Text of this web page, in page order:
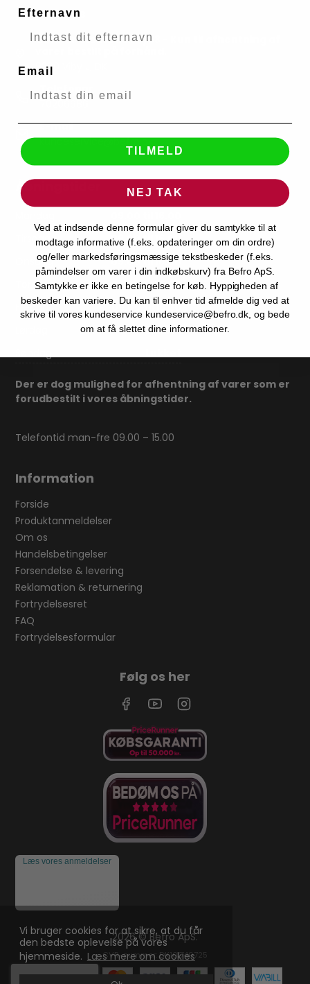
Vi bruger cookies for at sikre, at du får
den bedste oplevelse på vores
hjemmeside. Læs mere om cookies
Kontakt os
Gunnar Clausens Vej 58 - Kun til afhentning af
8260 Viby J, DK
Telefonnr.
E-mail
kundeservice@befro.dk
Åbningstider
Tirsdag
09.00 til 16.00
Onsdag
09.00 til 16.00
Torsdag
09.00 til 16.00
Fredag
09.00 til 15.30
Lukket
Der er dog mulighed for afhentning af varer som er
forudbestilt i vores åbningstider.
Telefontid man-fre 09.00 – 15.00
Information
Forside
Produktanmeldelser
Om os
Handelsbetingelser
Forsendelse & levering
Reklamation & returnering
Fortrydelsesret
FAQ
Fortrydelsesformular
Følg os her
Læs vores anmeldelser
2026 © Befro ApS.
CVR-nummer: DK10049725
Efternavn
Email
TILMELD
NEJ TAK
Ved at indsende denne formular giver du samtykke til at
modtage informative (f.eks. opdateringer om din ordre)
og/eller markedsføringsmæssige tekstbeskeder (f.eks.
påmindelser om varer i din indkøbskurv) fra Befro ApS.
Samtykke er ikke en betingelse for køb. Hyppigheden af
beskeder kan variere. Du kan til enhver tid afmelde dig ved at
skrive til vores kundeservice kundeservice@befro.dk, og bede
om at få slettet dine informationer.